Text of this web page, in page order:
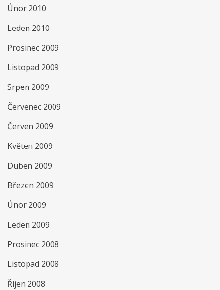
Únor 2010
Leden 2010
Prosinec 2009
Listopad 2009
Srpen 2009
Červenec 2009
Červen 2009
Květen 2009
Duben 2009
Březen 2009
Únor 2009
Leden 2009
Prosinec 2008
Listopad 2008
Říjen 2008